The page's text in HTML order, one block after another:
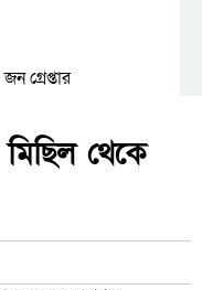
গ্রেপ্তার
মিছিল থেকে